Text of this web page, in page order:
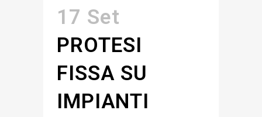
17 Set
PROTESI
FISSA SU
IMPIANTI